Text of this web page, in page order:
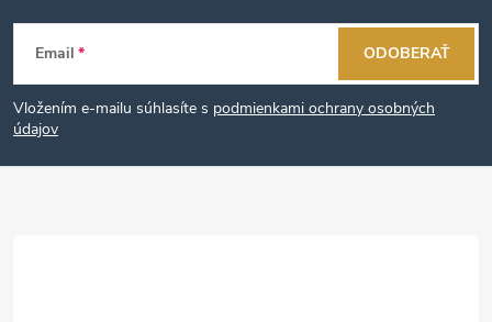
Z
á
p
Email
Vložením e-mailu súhlasíte s podmienkami ochrany osobných
údajov
ODOBERAŤ